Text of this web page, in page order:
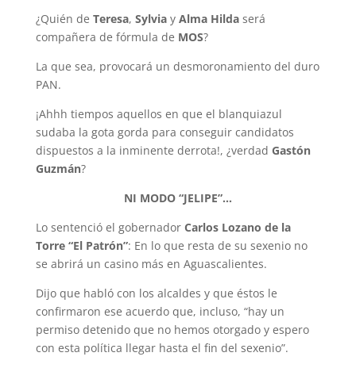
¿Quién de Teresa, Sylvia y Alma Hilda será
compañera de fórmula de MOS?
La que sea, provocará un desmoronamiento del duro
PAN.
¡Ahhh tiempos aquellos en que el blanquiazul
sudaba la gota gorda para conseguir candidatos
dispuestos a la inminente derrota!, ¿verdad Gastón
Guzmán?
NI MODO “JELIPE”…
Lo sentenció el gobernador Carlos Lozano de la
Torre “El Patrón”: En lo que resta de su sexenio no
se abrirá un casino más en Aguascalientes.
Dijo que habló con los alcaldes y que éstos le
confirmaron ese acuerdo que, incluso, “hay un
permiso detenido que no hemos otorgado y espero
con esta política llegar hasta el fin del sexenio”.